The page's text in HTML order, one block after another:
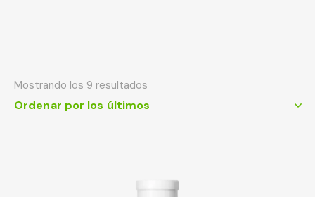
Mostrando los 9 resultados